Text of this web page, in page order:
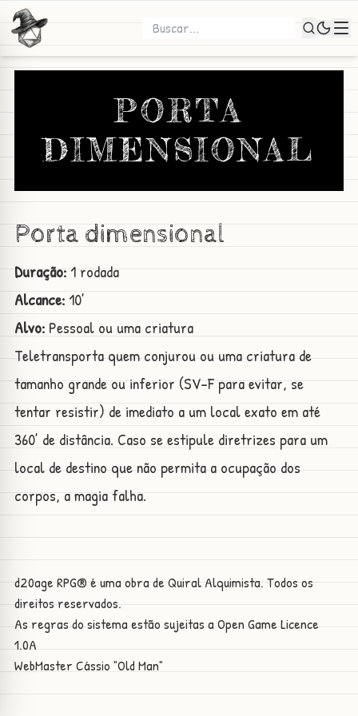
PORTA
DIMENSIONAL
Porta dimensional
Duração:1 rodada
Alcance:10’
Alvo:Pessoal ou uma criatura
Teletransporta quem conjurou ou uma criatura de
tamanho grande ou inferior (SV-F para evitar, se
tentar resistir) de imediato a um local exato em até
360’ de distância. Caso se estipule diretrizes para um
local de destino que não permita a ocupação dos
corpos, a magia falha.
d20age RPG® é uma obra de Quiral Alquimista. Todos os
direitos reservados.
As regras do sistema estão sujeitas aOpen Game Licence
1.0A
WebMaster Cássio "Old Man"